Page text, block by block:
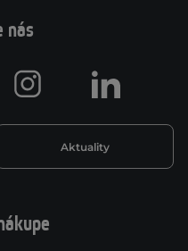
nás
Aktuality
Instagram LinkedIn